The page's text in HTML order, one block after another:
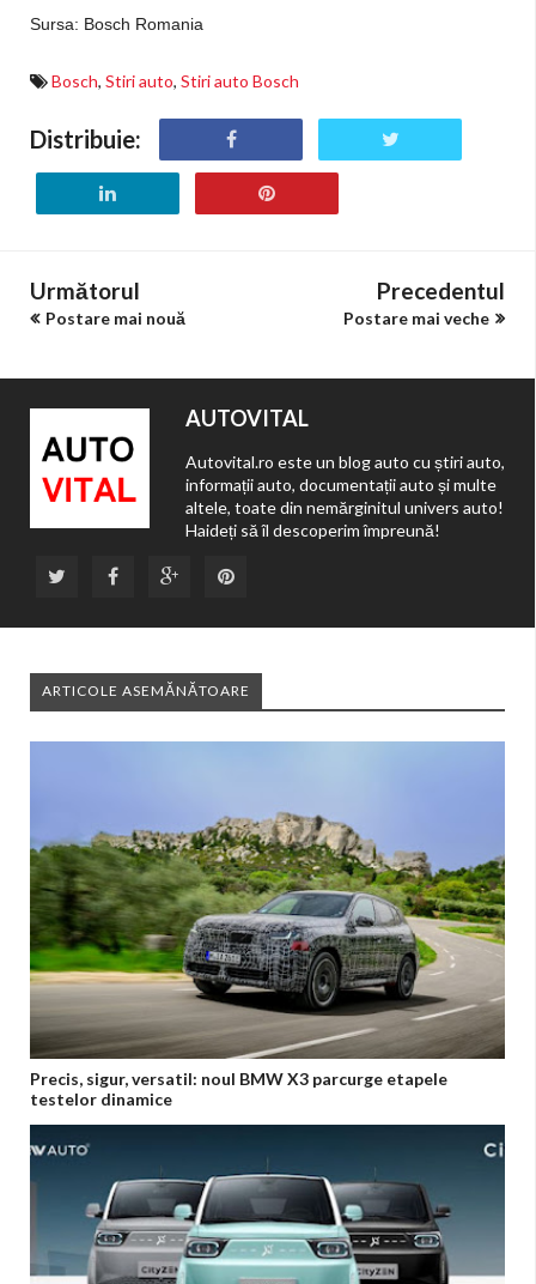
Sursa: Bosch Romania
Bosch, Stiri auto, Stiri auto Bosch
Distribuie:
Următorul
Postare mai nouă
Precedentul
Postare mai veche
AUTOVITAL
Autovital.ro este un blog auto cu știri auto,
informații auto, documentații auto și multe
altele, toate din nemărginitul univers auto!
Haideți să îl descoperim împreună!
ARTICOLE ASEMĂNĂTOARE
Precis, sigur, versatil: noul BMW X3 parcurge etapele
testelor dinamice